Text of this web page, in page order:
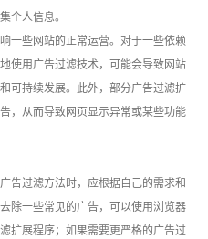
个人信息。
一些网站的正常运营。对于一些依赖
使用广告过滤技术，可能会导致网站
可持续发展。此外，部分广告过滤扩
，从而导致网页显示异常或某些功能
告过滤方法时，应根据自己的需求和
除一些常见的广告，可以使用浏览器
扩展程序；如果需要更严格的广告过